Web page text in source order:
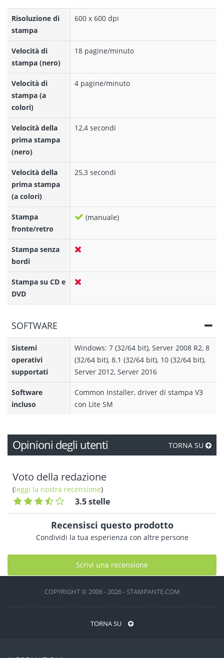
Risoluzione di
stampa
600 x 600 dpi
Velocità di
stampa (nero)
18 pagine/minuto
Velocità di
stampa (a
colori)
4 pagine/minuto
Velocità della
prima stampa
(nero)
12,4 secondi
Velocità della
prima stampa
(a colori)
25,3 secondi
Stampa
fronte/retro
(manuale)
Stampa senza
bordi
Stampa su CD e
DVD
SOFTWARE
Sistemi
operativi
supportati
Windows: 7 (32/64 bit), Server 2008 R2, 8
(32/64 bit), 8.1 (32/64 bit), 10 (32/64 bit),
Server 2012, Server 2016
Software
incluso
Common Installer, driver di stampa V3
con Lite SM
Opinioni degli utenti TORNA SU
Voto della redazione
(leggi la nostra recensione)
3.5 stelle
Recensisci questo prodotto
Condividi la tua esperienza con altre persone
Scrivi una recensione
COPYRIGHT © 2006 - 2026 - STAMPANTE.COM
TORNA SU